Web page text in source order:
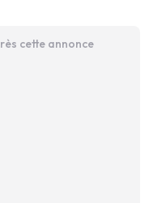
cette annonce